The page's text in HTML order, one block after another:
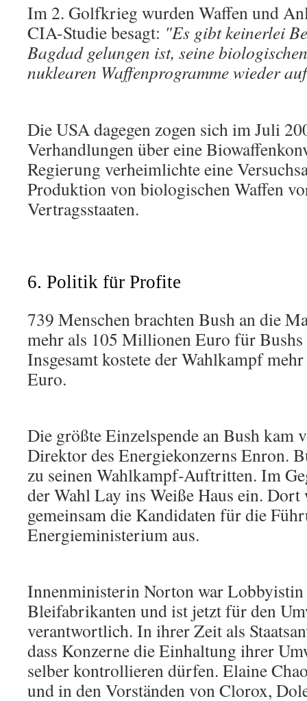
Im 2. Golfkrieg wurden Waffen und
CIA-Studie besagt: "Es gibt keinerlei
Bagdad gelungen ist, seine
nuklearen Waffenprogramme wieder
Die USA dagegen zogen sich im Juli
Verhandlungen über eine
Regierung verheimlichte eine
Produktion von biologischen Waffen
Vertragsstaaten.
6. Politik für Profite
739 Menschen brachten Bush an die
mehr als 105 Millionen Euro für
Insgesamt kostete der Wahlkampf
Euro.
Die größte Einzelspende an Bush kam
Direktor des Energiekonzerns Enron.
zu seinen Wahlkampf-Auftritten. Im
der Wahl Lay ins Weiße Haus ein. Dort
gemeinsam die Kandidaten für die
Energieministerium aus.
Innenministerin Norton war
Bleifabrikanten und ist jetzt für den
verantwortlich. In ihrer Zeit als
dass Konzerne die Einhaltung ihrer
selber kontrollieren dürfen. Elaine
und in den Vorständen von Clorox,